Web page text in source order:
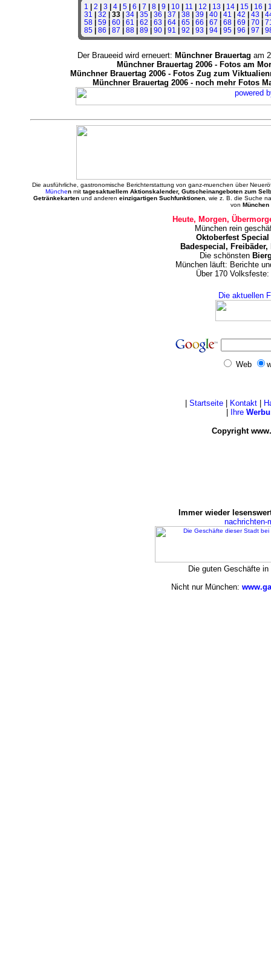
1 | 2 | 3 | 4| 5| 6 | 7 | 8| 9 | 10| 11 | 12 | 13 | 14| 15| 16 |
31 | 32 | 33 | 34| 35| 36 | 37 | 38| 39 | 40| 41 | 42 | 43 |
58| 59 | 60| 61 | 62 | 63 | 64| 65| 66 | 67 | 68| 69 | 70|
85| 86 | 87 | 88| 89 | 90| 91 | 92 | 93 | 94| 95| 96 | 97 |
Der Braueeid wird erneuert: Münchner Brauertag am
Münchner Brauertag 2006 - Fotos am
Münchner Brauertag 2006 - Fotos Zug zum
Münchner Brauertag 2006 - noch mehr Fotos
Die ausführliche, gastronomische Berichterstattung von ganz-muenchen über
Münchenmit tagesaktuellem Aktionskalender, Gutscheinangeboten zum
Getränkekartenund anderen einzigartigen Suchfunktionen, wie z. B. die Suche
von
Heute, Morgen,
München rein
Oktoberfest Special
Badespecial,
Die schönsten
München läuft: Berichte
Über 170
Die aktuellen
Web
Startseite| Kontakt|
Ihre
Copyright
Immer wieder
nachrichten-
Die guten Geschäfte
Nicht nur München: